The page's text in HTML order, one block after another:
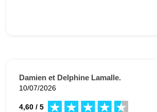
Damien et Delphine Lamalle.
10/07/2026
4,60 / 5